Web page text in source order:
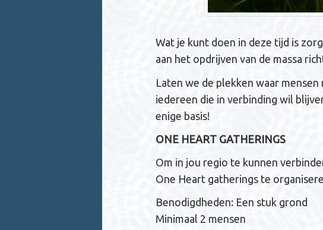
Wat je kunt doen in deze tijd is
aan het opdrijven van de massa
Laten we de plekken waar
iedereen die in verbinding wil
enige basis!
ONE HEART GATHERINGS
Om in jou regio te kunnen
One Heart gatherings te
Benodigdheden: Een stuk grond
Minimaal 2 mensen